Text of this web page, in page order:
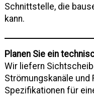
Schnittstelle, die
kann.
Planen Sie ein
Wir liefern
Strömungskanäle und
Spezifikationen für